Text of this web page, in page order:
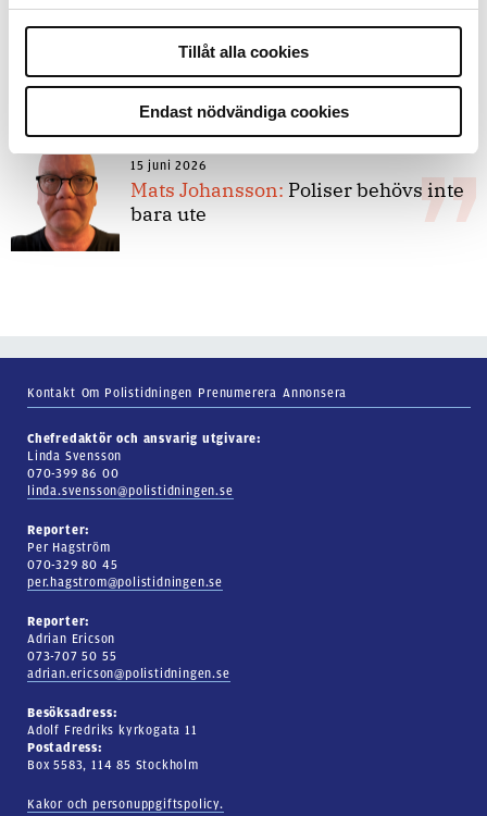
Tillåt alla cookies
Endast nödvändiga cookies
Debatt:Med för höga krav på evidens
kan polisen inte göra något alls
15 juni 2026
Mats Johansson: Poliser behövs inte
bara ute
Kontakt Om Polistidningen Prenumerera Annonsera
Chefredaktör och ansvarig utgivare:
Linda Svensson
070-399 86 00
linda.svensson@polistidningen.se
Reporter:
Per Hagström
070-329 80 45
per.hagstrom@polistidningen.se
Reporter:
Adrian Ericson
073-707 50 55
adrian.ericson@polistidningen.se
Besöksadress:
Adolf Fredriks kyrkogata 11
Postadress:
Box 5583, 114 85 Stockholm
Kakor och personuppgiftspolicy.